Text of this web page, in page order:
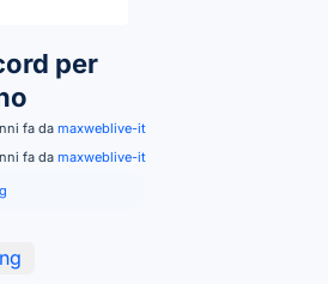
per
fa da maxweblive-it
fa da maxweblive-it